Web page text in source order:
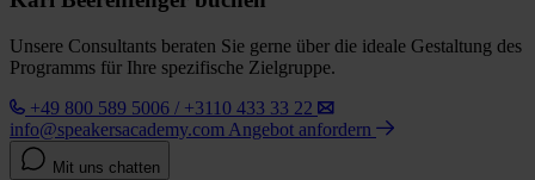
Unsere Consultants beraten Sie gerne über die ideale Gestaltung des
Programms für Ihre spezifische Zielgruppe.
+49 800 589 5006 / +3110 433 33 22
info@speakersacademy.com Angebot anfordern
Mit uns chatten